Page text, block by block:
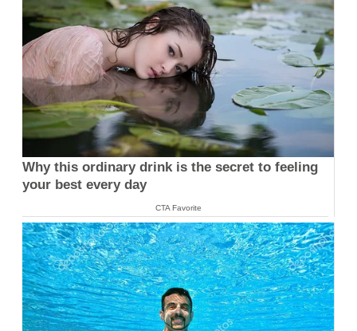
Why this ordinary drink is the secret to feeling
your best every day
CTA Favorite